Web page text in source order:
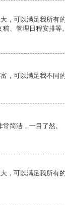
，可以满足我所有
、管理日程安排等。
，可以满足我不同的
简洁，一目了然。
，可以满足我所有